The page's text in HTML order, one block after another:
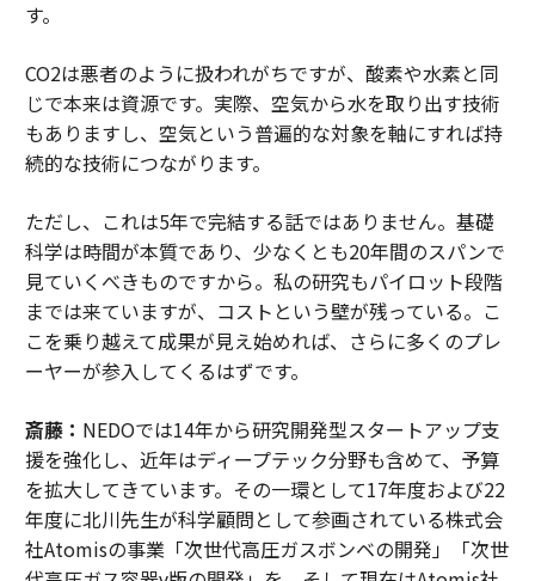
す。
CO2は悪者のように扱われがちですが、酸素や水素と同
じで本来は資源です。実際、空気から水を取り出す技術
もありますし、空気という普遍的な対象を軸にすれば持
続的な技術につながります。
ただし、これは5年で完結する話ではありません。基礎
科学は時間が本質であり、少なくとも20年間のスパンで
見ていくべきものですから。私の研究もパイロット段階
までは来ていますが、コストという壁が残っている。こ
こを乗り越えて成果が見え始めれば、さらに多くのプレ
ーヤーが参入してくるはずです。
斎藤： NEDOでは14年から研究開発型スタートアップ支
援を強化し、近年はディープテック分野も含めて、予算
を拡大してきています。その一環として17年度および22
年度に北川先生が科学顧問として参画されている株式会
社Atomisの事業「次世代高圧ガスボンベの開発」「次世